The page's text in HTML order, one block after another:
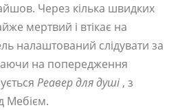
Через кілька швидких
мертвий і втікає на
налаштований слідувати за
на попередження
Реавер для душі , з
Мебієм.